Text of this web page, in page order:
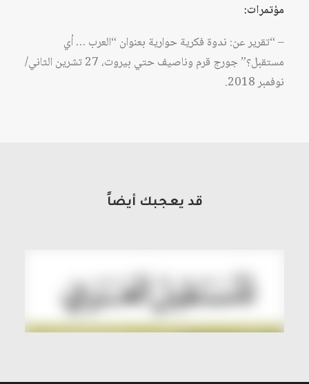
مؤتمرات:
– “تقرير عن: ندوة فكرية حوارية بعنوان “العرب … أي
مستقبل؟” جورج قرم وناصيف حتي بيروت، 27 تشرين الثاني/
نوفمبر 2018.
قد يعجبك أيضاً